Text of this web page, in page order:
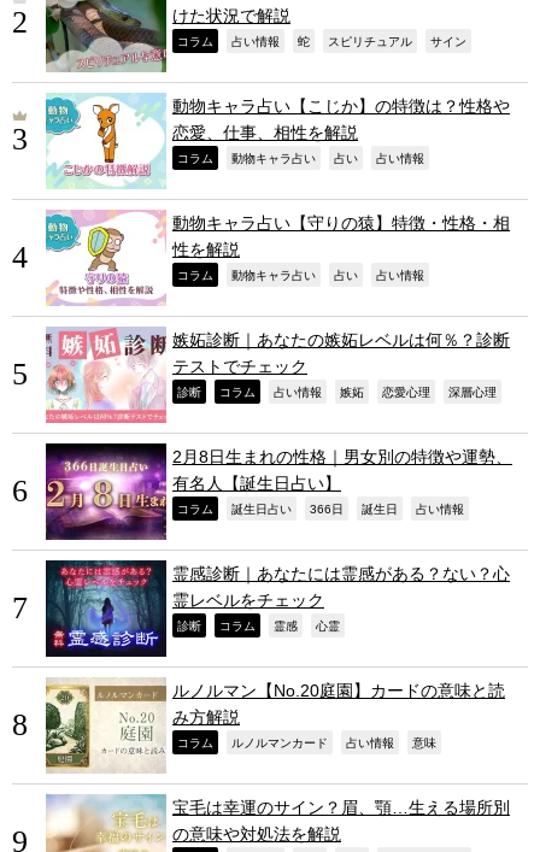
けた状況で解説
コラム 占い情報 蛇 スピリチュアル サイン
動物キャラ占い【こじか】の特徴は？性格や
恋愛、仕事、相性を解説
コラム 動物キャラ占い 占い 占い情報
動物キャラ占い【守りの猿】特徴・性格・相
性を解説
コラム 動物キャラ占い 占い 占い情報
嫉妬診断｜あなたの嫉妬レベルは何％？診断
テストでチェック
診断 コラム 占い情報 嫉妬 恋愛心理 深層心理
2月8日生まれの性格｜男女別の特徴や運勢、
有名人【誕生日占い】
コラム 誕生日占い 366日 誕生日 占い情報
霊感診断｜あなたには霊感がある？ない？心
霊レベルをチェック
診断 コラム 霊感 心霊
ルノルマン【No.20庭園】カードの意味と読
み方解説
コラム ルノルマンカード 占い情報 意味
宝毛は幸運のサイン？眉、顎…生える場所別
の意味や対処法を解説